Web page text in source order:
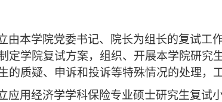
由本学院党委书记、院长为组长的复试工
定学院复试方案，组织、开展本学院研究
的质疑、申诉和投诉等特殊情况的处理，
应用经济学学科保险专业硕士研究生复试